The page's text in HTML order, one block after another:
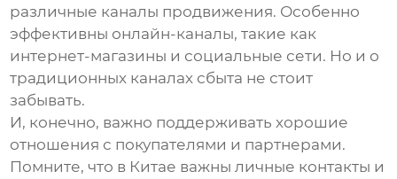
различные каналы продвижения. Особенно
эффективны онлайн-каналы, такие как
интернет-магазины и социальные сети. Но и о
традиционных каналах сбыта не стоит
забывать.
И, конечно, важно поддерживать хорошие
отношения с покупателями и партнерами.
Помните, что в Китае важны личные контакты и